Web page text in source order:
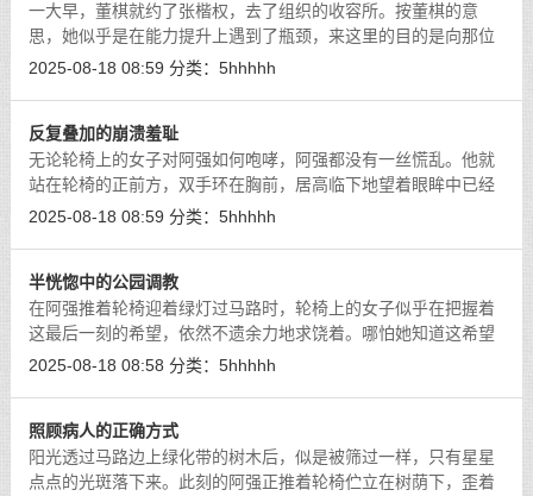
一大早，董棋就约了张楷权，去了组织的收容所。按董棋的意
思，她似乎是在能力提升上遇到了瓶颈，来这里的目的是向那位
护士小姐姐寻求帮助。[详细]
2025-08-18 08:59 分类： 5hhhhh
反复叠加的崩溃羞耻
无论轮椅上的女子对阿强如何咆哮，阿强都没有一丝慌乱。他就
站在轮椅的正前方，双手环在胸前，居高临下地望着眼眸中已经
满是愤怒却又无可奈何的女子。 [详细]
2025-08-18 08:59 分类： 5hhhhh
半恍惚中的公园调教
在阿强推着轮椅迎着绿灯过马路时，轮椅上的女子似乎在把握着
这最后一刻的希望，依然不遗余力地求饶着。哪怕她知道这希望
十分渺茫，可她还是想通过自己的求饶来唤起阿强心中的一丝怜
2025-08-18 08:58 分类： 5hhhhh
照顾病人的正确方式
阳光透过马路边上绿化带的树木后，似是被筛过一样，只有星星
点点的光斑落下来。此刻的阿强正推着轮椅伫立在树荫下，歪着